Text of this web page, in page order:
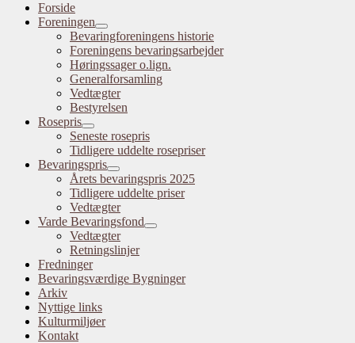
Forside
Foreningen
Bevaringforeningens historie
Foreningens bevaringsarbejder
Høringssager o.lign.
Generalforsamling
Vedtægter
Bestyrelsen
Rosepris
Seneste rosepris
Tidligere uddelte rosepriser
Bevaringspris
Årets bevaringspris 2025
Tidligere uddelte priser
Vedtægter
Varde Bevaringsfond
Vedtægter
Retningslinjer
Fredninger
Bevaringsværdige Bygninger
Arkiv
Nyttige links
Kulturmiljøer
Kontakt